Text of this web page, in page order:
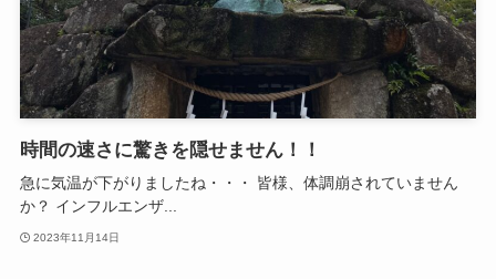
時間の速さに驚きを隠せません！！
急に気温が下がりましたね・・・ 皆様、体調崩されていません
か？ インフルエンザ...
2023年11月14日